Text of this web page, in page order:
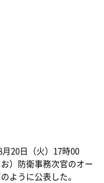
20日（火）17時00
）防衛事務次官のオー
ように公表した。